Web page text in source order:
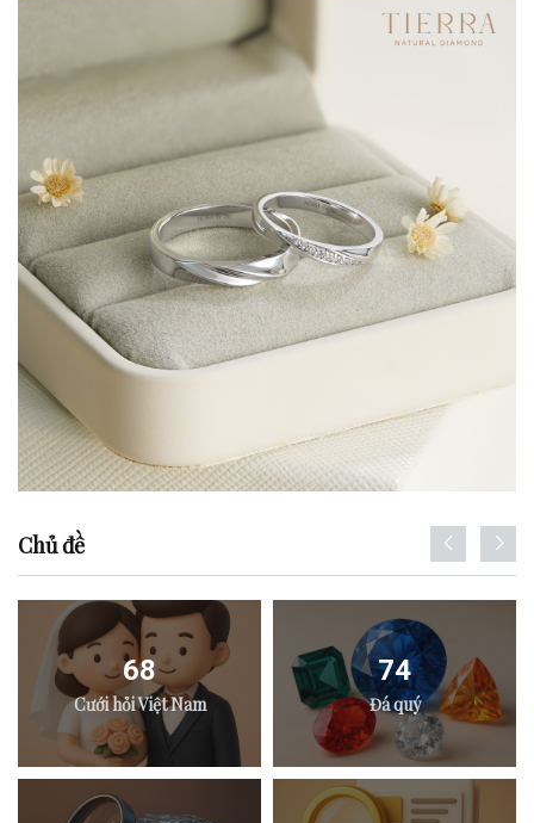
Chủ đề
68
Cưới hỏi Việt Nam
74
Đá quý